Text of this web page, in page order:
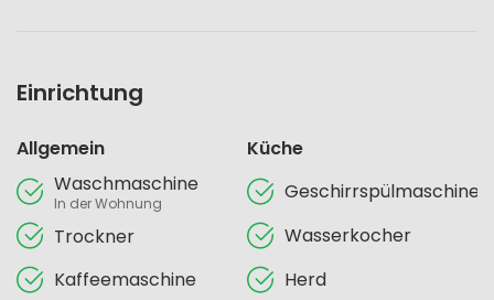
Einrichtung
Allgemein
Waschmaschine
In der Wohnung
Trockner
Kaffeemaschine
Küche
Geschirrspülmaschine
Wasserkocher
Herd